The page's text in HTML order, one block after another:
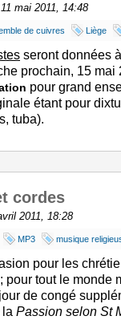
mai 2011, 14:48
de cuivres Liège
seront données
prochain, 15 mai
pour grand
étant pour
tuba).
cordes
2011, 18:28
MP3 musique
pour les
pour tout le monde
de congé
la Passion selon St